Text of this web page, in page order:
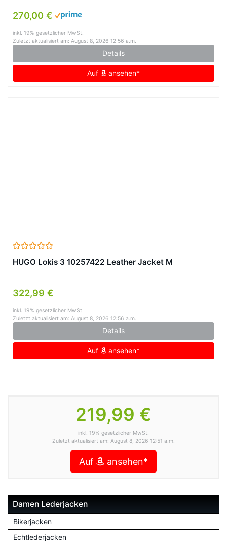
270,00 €
inkl. 19% gesetzlicher MwSt.
Zuletzt aktualisiert am: August 8, 2026 12:56 a.m.
Details
Auf ansehen*
HUGO Lokis 3 10257422 Leather Jacket M
322,99 €
inkl. 19% gesetzlicher MwSt.
Zuletzt aktualisiert am: August 8, 2026 12:56 a.m.
Details
Auf ansehen*
219,99 €
inkl. 19% gesetzlicher MwSt.
Zuletzt aktualisiert am: August 8, 2026 12:51 a.m.
Auf ansehen*
Damen Lederjacken
Bikerjacken
Echtlederjacken